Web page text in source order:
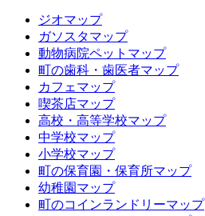
ジオマップ
ガソスタマップ
動物病院ペットマップ
町の歯科・歯医者マップ
カフェマップ
喫茶店マップ
高校・高等学校マップ
中学校マップ
小学校マップ
町の保育園・保育所マップ
幼稚園マップ
町のコインランドリーマップ